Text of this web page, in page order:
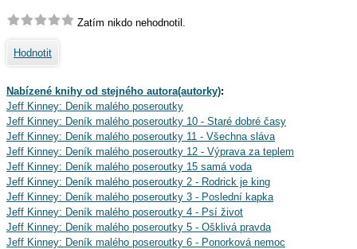
Zatím nikdo nehodnotil.
Hodnotit
Nabízené knihy od stejného autora(autorky):
Jeff Kinney: Deník malého poseroutky
Jeff Kinney: Deník malého poseroutky 10 - Staré dobré časy
Jeff Kinney: Deník malého poseroutky 11 - Všechna sláva
Jeff Kinney: Deník malého poseroutky 12 - Výprava za teplem
Jeff Kinney: Deník malého poseroutky 15 samá voda
Jeff Kinney: Deník malého poseroutky 2 - Rodrick je king
Jeff Kinney: Deník malého poseroutky 3 - Poslední kapka
Jeff Kinney: Deník malého poseroutky 4 - Psí život
Jeff Kinney: Deník malého poseroutky 5 - Ošklivá pravda
Jeff Kinney: Deník malého poseroutky 6 - Ponorková nemoc